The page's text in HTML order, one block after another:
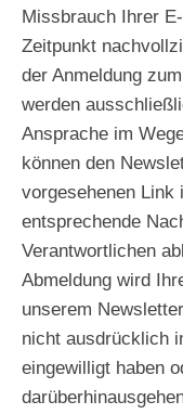
Missbrauch Ihrer
Zeitpunkt
der Anmeldung
werden
Ansprache im
können den
vorgesehenen Link
entsprechende
Verantwortlichen
Abmeldung wird
unserem
nicht ausdrücklich
eingewilligt haben